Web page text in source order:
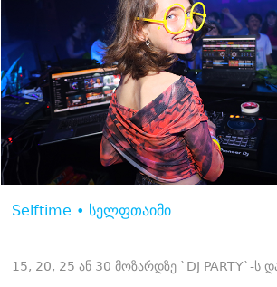
Selftime • სელფთაიმი
15, 20, 25 ან 30 მოზარდზე `DJ PARTY`-ს